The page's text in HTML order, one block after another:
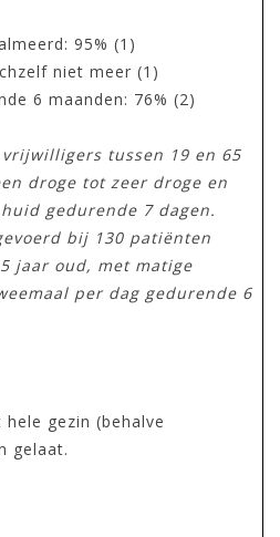
95% (1)
niet meer (1)
6 maanden: 76% (2)
tussen 19 en 65
droge tot zeer droge en
gedurende 7 dagen.
bij 130 patiënten
jaar oud, met matige
per dag gedurende 6
gezin (behalve
gelaat.